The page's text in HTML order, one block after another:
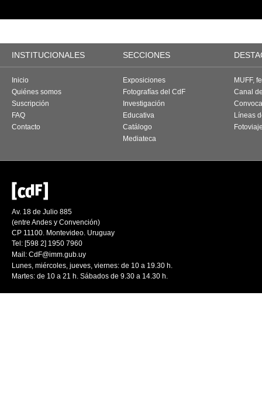
INSTITUCIONALES SECCIONES
Inicio
Quiénes somos
Suscripción
FAQ
Contacto
Exposiciones
Fotografías del CdF
Investigación
Educativa
Catálogo
Mediateca
MUFF,
Canal
Líneas
Av. 18 de Julio 885
(entre Andes y Convención)
CP 11100. Montevideo. Uruguay
Tel: [598 2] 1950 7960
Mail: CdF@imm.gub.uy
Lunes, miércoles, jueves, viernes: de 10 a 19.30 h.
Martes: de 10 a 21 h. Sábados de 9.30 a 14.30 h.